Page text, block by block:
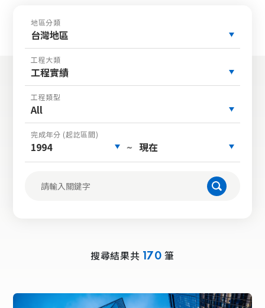
地區分類
台灣地區
工程大類
工程實績
工程類型
All
完成年分 (起訖區間)
1994 ~ 現在
搜尋結果共 170 筆